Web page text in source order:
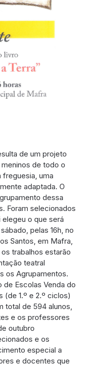
de um projeto
de todo o
uma
adaptada. O
dessa
Foram selecionados
o que será
pelas 16h, no
Santos, em Mafra,
trabalhos estarão
teatral
os Agrupamentos.
Escolas Venda do
(de 1.º e 2.º ciclos)
total de 594 alunos,
e os professores
outubro
e os
especial a
e docentes que